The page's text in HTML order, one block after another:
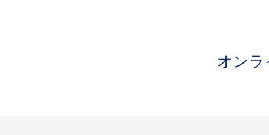
オンラ